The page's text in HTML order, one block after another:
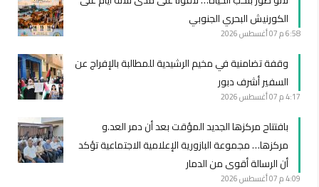
الكورنيش البحري الجنوبي
6:58 م 07 أغسطس 2026
وقفة تضامنية في مخيم الرشيدية للمطالبة بالإفراج عن
السفير أشرف دبور
4:17 م 07 أغسطس 2026
بافتتاح مركزها الجديد المؤقت بعد أن دمر العد.و
مركزها… مجموعة البازورية الإعلامية الاجتماعية تؤكد
أن الرسالة أقوى من الدمار
4:09 م 07 أغسطس 2026